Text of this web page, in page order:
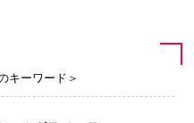
キーワード＞